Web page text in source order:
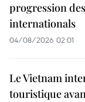
progression
internationals
04/08/2026 02:01
Le Vietnam
touristique